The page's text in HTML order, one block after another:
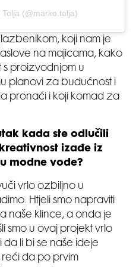
(@marko.tolja)
koji nam je
na majicama, kako
s proizvodnjom u
planovi za budućnost i
pronaći i koji komad za
kada ste odlučili
izađe iz
modne vode?
vrlo ozbiljno u
Htjeli smo napraviti
naše klince, a onda je
smo u ovaj projekt vrlo
da li bi se naše ideje
reći da po prvim